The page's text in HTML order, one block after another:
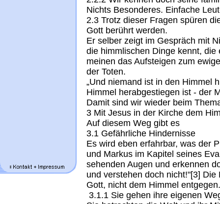
Nichts Besonderes. Einfache
2.3 Trotz dieser Fragen spüren
Gott berührt werden.
Er selber zeigt im Gespräch mit
die himmlischen Dinge kennt,
meinen das Aufsteigen zum
der Toten.
„Und niemand ist in den Himmel
Himmel herabgestiegen ist - der
Damit sind wir wieder beim
3 Mit Jesus in der Kirche dem
Auf diesem Weg gibt es
3.1 Gefährliche Hindernisse
Es wird eben erfahrbar, was der
und Markus im Kapitel seines
sehenden Augen und erkennen
und verstehen doch nicht!"[3]
Gott, nicht dem Himmel entgegen.
3.1.1 Sie gehen ihre eigenen